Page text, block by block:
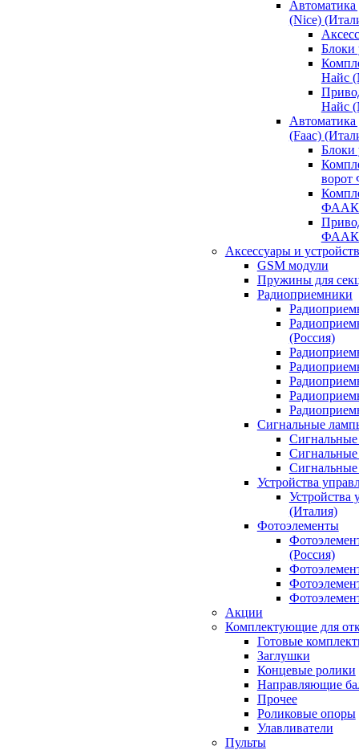
(Nice)
Блоки
Найс
Найс
(Faac)
ФААК
ФААК
Аксессуары и
GSM модули
Пружины для
Радиоприемники
(Россия)
Сигнальные
Устройства
Устройства
(Италия)
Фотоэлементы
(Россия)
Акции
Комплектующие для
Готовые
Заглушки
Концевые ролики
Направляющие
Прочее
Роликовые опоры
Улавливатели
Пульты